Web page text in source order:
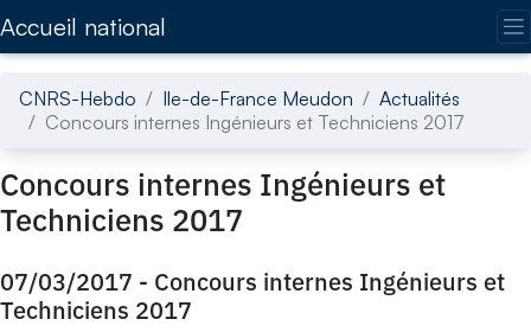
Accueil national
CNRS-Hebdo Ile-de-France Meudon
Actualités
Concours internes Ingénieurs et Techniciens 2017
Concours internes Ingénieurs et
Techniciens 2017
07/03/2017 - Concours internes Ingénieurs et
Techniciens 2017